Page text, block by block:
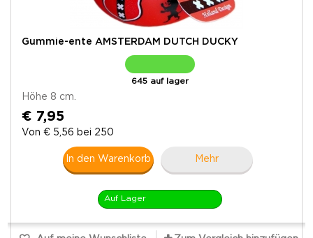
Gummie-ente AMSTERDAM DUTCH DUCKY
645 auf lager
Höhe 8 cm.
€ 7,95
Von € 5,56 bei 250
In den Warenkorb Mehr
Auf Lager